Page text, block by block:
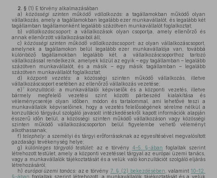
2. § (1) E törvény alkalmazásában
a)
közösségi szinten működő vállalkozás: a tagállamokban működő olyan
vállalkozás, amely a tagállamokban legalább ezer munkavállalót, és legalább két
tagállamban tagállamonként legalább százötven munkavállalót foglalkoztat;
b)
vállalkozáscsoport: a vállalkozások olyan csoportja, amely ellenőrző és
annak ellenőrzött vállalkozásaiból áll;
c) közösségi szinten működő vállalkozáscsoport: az olyan vállalkozáscsoport,
amelynek a tagállamokon belül legalább ezer munkavállalója van, továbbá
különböző tagállamokban legalább két, a vállalkozáscsoporthoz tartozó
vállalkozással rendelkezik, amelyek közül az egyik – egy tagállamban – legalább
százötven munkavállalót, és a másik – egy másik tagállamban – legalább
százötven munkavállalót foglalkoztat;
d)
központi vezetés: a közösségi szinten működő vállalkozás, illetve
vállalkozáscsoport esetében az ellenőrző vállalkozás vezetése;
e)7 konzultáció:
a munkavállalói képviselők és a központi vezetés, illetve
bármely megfelelő vezetési szint közötti párbeszéd kialakítása és
véleménycseréje olyan időben, módon és tartalommal, ami lehetővé teszi a
munkavállalók képviselőinek, hogy a vezetés felelősségének sérelme nélkül a
konzultáció tárgyául szolgáló javasolt intézkedésekről kapott információk alapján
ésszerű időn belül, a közösségi szinten működő vállalkozáson vagy közösségi
szinten működő vállalkozáscsoporton belül figyelembe vehető véleményt
alkothassanak;
f) telephely: a személyi és tárgyi erőforrásoknak az egyesítésével megvalósított
gazdasági tevékenység helye;
g) különleges tárgyaló testület: az e törvény 4–5. §-ában foglaltak szerint
létrehozott testület, amely a központi vezetéssel tárgyal az európai üzemi tanács,
vagy a munkavállalók tájékoztatását és a velük való konzultációt szolgáló eljárás
létrehozásáról;
h) európai üzemi tanács: az e törvény 7. § (2) bekezdésében , valamint10–12.
§-ában foglaltak szerint létrehozott, a munkavállalók tájékoztatását és a velük